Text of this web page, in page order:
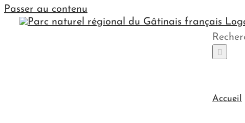
Passer au contenu
Accueil